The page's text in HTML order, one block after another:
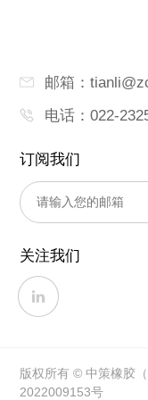
邮箱：
电话：022-
订阅我们
关注我们
版权所有 © 中策橡胶
2022009153号